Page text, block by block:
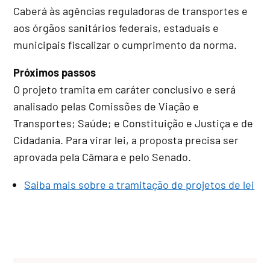
Caberá às agências reguladoras de transportes e
aos órgãos sanitários federais, estaduais e
municipais fiscalizar o cumprimento da norma.
Próximos passos
O projeto tramita em caráter conclusivo e será
analisado pelas Comissões de Viação e
Transportes; Saúde; e Constituição e Justiça e de
Cidadania. Para virar lei, a proposta precisa ser
aprovada pela Câmara e pelo Senado.
Saiba mais sobre a tramitação de projetos de lei